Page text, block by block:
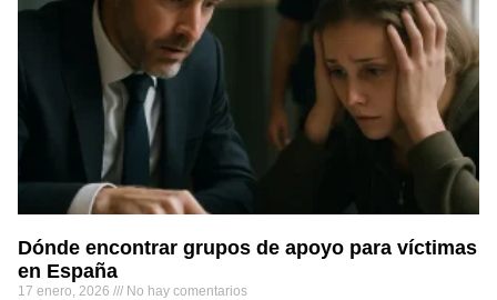
Dónde encontrar grupos de apoyo para víctimas
en España
17 enero, 2026 No hay comentarios